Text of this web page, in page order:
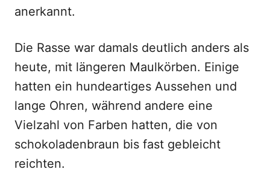
anerkannt.
Die Rasse war damals deutlich anders als
heute, mit längeren Maulkörben. Einige
hatten ein hundeartiges Aussehen und
lange Ohren, während andere eine
Vielzahl von Farben hatten, die von
schokoladenbraun bis fast gebleicht
reichten.